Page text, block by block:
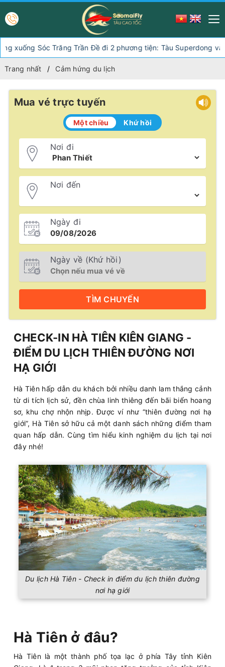
Trăng Trần Đề đi 2 phương tiện: Tàu Superdong và tàu Trưng
Trang nhất Cảm hứng du lịch
Mua vé trực tuyến
Một chiều Khứ hồi
Nơi đi
Nơi đến
Ngày đi
Ngày về (Khứ hồi)
TÌM CHUYẾN
CHECK-IN HÀ TIÊN KIÊN GIANG -
ĐIỂM DU LỊCH THIÊN ĐƯỜNG NƠI
HẠ GIỚI
Hà Tiên hấp dẫn du khách bởi nhiều danh lam thắng cảnh
từ di tích lịch sử, đền chùa linh thiêng đến bãi biển hoang
sơ, khu chợ nhộn nhịp. Được ví như “thiên đường nơi hạ
giới”, Hà Tiên sở hữu cả một danh sách những điểm tham
quan hấp dẫn. Cùng tìm hiểu kinh nghiệm du lịch tại nơi
đây nhé!
Du lịch Hà Tiên - Check in điểm du lịch thiên đường
nơi hạ giới
Hà Tiên ở đâu?
Hà Tiên là một thành phố tọa lạc ở phía Tây tỉnh Kiên